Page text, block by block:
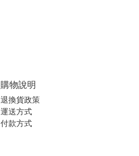
購物說明
退換貨政策
運送方式
付款方式